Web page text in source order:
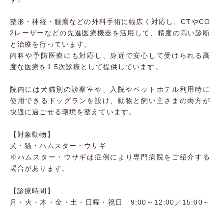
整形・神経・腫瘍などの外科手術に幅広く対応し、CTやCO
2レーザーなどの先進医療機器を活用して、精度の高い診断
と治療を行っています。
内科や予防医療にも対応し、身近で安心して受けられる高
度な医療を1.5次診療として提供しています。
院内には犬猫別の診察室や、入院やペットホテル利用時に
使用できるドッグランを設け、動物と飼い主さまの両方が
快適に過ごせる環境を整えています。
【対象動物】
犬・猫・ハムスター・ウサギ
※ハムスター・ウサギは症例により専門病院をご紹介する
場合があります。
【診療時間】
月・火・木・金・土・日曜・祝日 9:00～12:00／15:00～